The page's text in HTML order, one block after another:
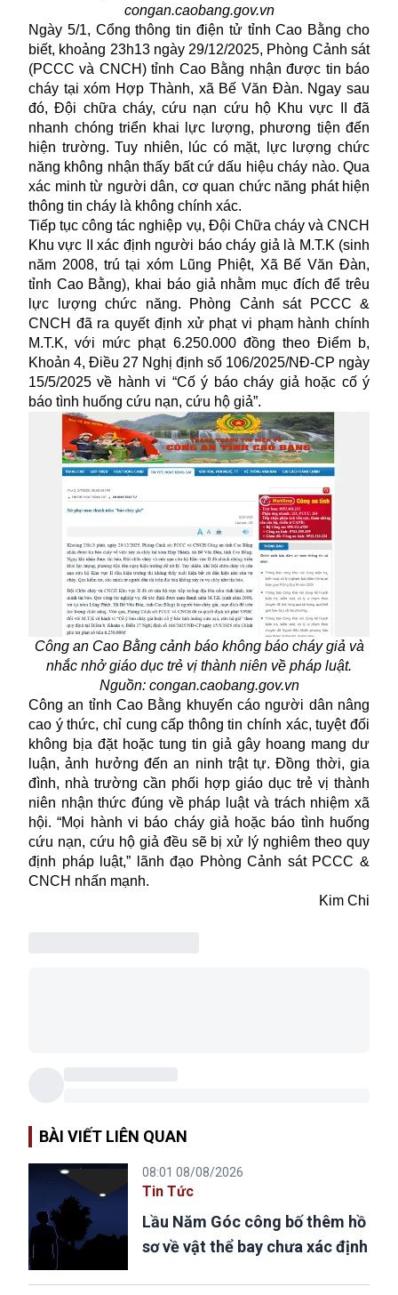
congan.caobang.gov.vn
Ngày 5/1, Cổng thông tin điện tử tỉnh Cao Bằng cho
biết, khoảng 23h13 ngày 29/12/2025, Phòng Cảnh sát
(PCCC và CNCH) tỉnh Cao Bằng nhận được tin báo
cháy tại xóm Hợp Thành, xã Bế Văn Đàn. Ngay sau
đó, Đội chữa cháy, cứu nạn cứu hộ Khu vực II đã
nhanh chóng triển khai lực lượng, phương tiện đến
hiện trường. Tuy nhiên, lúc có mặt, lực lượng chức
năng không nhận thấy bất cứ dấu hiệu cháy nào. Qua
xác minh từ người dân, cơ quan chức năng phát hiện
thông tin cháy là không chính xác.
Tiếp tục công tác nghiệp vụ, Đội Chữa cháy và CNCH
Khu vực II xác định người báo cháy giả là M.T.K (sinh
năm 2008, trú tại xóm Lũng Phiệt, Xã Bế Văn Đàn,
tỉnh Cao Bằng), khai báo giả nhằm mục đích để trêu
lực lượng chức năng. Phòng Cảnh sát PCCC &
CNCH đã ra quyết định xử phạtvi phạm hành chính
M.T.K, với mức phạt 6.250.000 đồng theo Điểm b,
Khoản 4, Điều 27 Nghị định số 106/2025/NĐ-CP ngày
15/5/2025 về hành vi “Cố ý báo cháy giả hoặc cố ý
báo tình huống cứu nạn, cứu hộ giả”.
Công an Cao Bằng cảnh báo không báo cháy giả và
nhắc nhở giáo dục trẻ vị thành niên về pháp luật.
Nguồn: congan.caobang.gov.vn
Công an tỉnh Cao Bằng khuyến cáo người dân nâng
cao ý thức, chỉ cung cấp thông tin chính xác, tuyệt đối
không bịa đặt hoặc tung tin giả gây hoang mang dư
luận, ảnh hưởng đến an ninh trật tự. Đồng thời, gia
đình, nhà trường cần phối hợp giáo dục trẻ vị thành
niên nhận thức đúng về pháp luật và trách nhiệm xã
hội. “Mọi hành vi báo cháy giả hoặc báo tình huống
cứu nạn, cứu hộ giả đều sẽ bị xử lý nghiêm theo quy
định pháp luật,” lãnh đạo Phòng Cảnh sát PCCC &
CNCH nhấn mạnh.
Kim Chi
BÀI VIẾT LIÊN QUAN
08:01 08/08/2026
Tin Tức
Lầu Năm Góc công bố thêm hồ
sơ về vật thể bay chưa xác định